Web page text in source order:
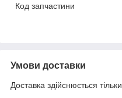
Код запчастини
Умови доставки
Доставка здійснюється